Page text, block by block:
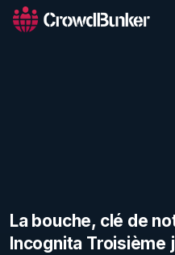
La bouche, clé de
Incognita Troisième